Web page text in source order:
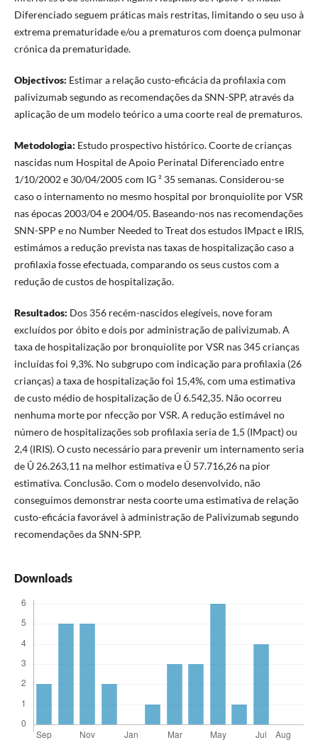
Diferenciado seguem práticas mais restritas, limitando o seu uso à
extrema prematuridade e/ou a prematuros com doença pulmonar
crónica da prematuridade.
Objectivos: Estimar a relação custo-eficácia da profilaxia com
palivizumab segundo as recomendações da SNN-SPP, através da
aplicação de um modelo teórico a uma coorte real de prematuros.
Metodologia: Estudo prospectivo histórico. Coorte de crianças
nascidas num Hospital de Apoio Perinatal Diferenciado entre
1/10/2002 e 30/04/2005 com IG ² 35 semanas. Considerou-se
caso o internamento no mesmo hospital por bronquiolite por VSR
nas épocas 2003/04 e 2004/05. Baseando-nos nas recomendações
SNN-SPP e no Number Needed to Treat dos estudos IMpact e IRIS,
estimámos a redução prevista nas taxas de hospitalização caso a
profilaxia fosse efectuada, comparando os seus custos com a
redução de custos de hospitalização.
Resultados: Dos 356 recém-nascidos elegíveis, nove foram
excluídos por óbito e dois por administração de palivizumab. A
taxa de hospitalização por bronquiolite por VSR nas 345 crianças
incluídas foi 9,3%. No subgrupo com indicação para profilaxia (26
crianças) a taxa de hospitalização foi 15,4%, com uma estimativa
de custo médio de hospitalização de Û 6.542,35. Não ocorreu
nenhuma morte por nfecção por VSR. A redução estimável no
número de hospitalizações sob profilaxia seria de 1,5 (IMpact) ou
2,4 (IRIS). O custo necessário para prevenir um internamento seria
de Û 26.263,11 na melhor estimativa e Û 57.716,26 na pior
estimativa. Conclusão. Com o modelo desenvolvido, não
conseguimos demonstrar nesta coorte uma estimativa de relação
custo-eficácia favorável à administração de Palivizumab segundo
recomendações da SNN-SPP.
Downloads